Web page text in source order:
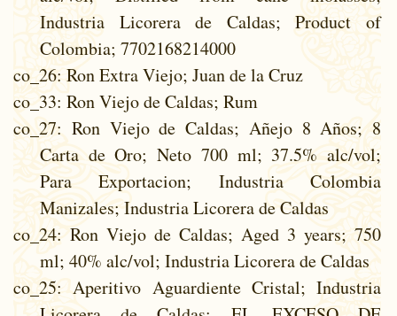
Industria Licorera de Caldas; Product of
Colombia; 7702168214000
co_26: Ron Extra Viejo; Juan de la Cruz
co_33: Ron Viejo de Caldas; Rum
co_27: Ron Viejo de Caldas; Añejo 8 Años; 8
Carta de Oro; Neto 700 ml; 37.5% alc/vol;
Para Exportacion; Industria Colombia
Manizales; Industria Licorera de Caldas
co_24: Ron Viejo de Caldas; Aged 3 years; 750
ml; 40% alc/vol; Industria Licorera de Caldas
co_25: Aperitivo Aguardiente Cristal; Industria